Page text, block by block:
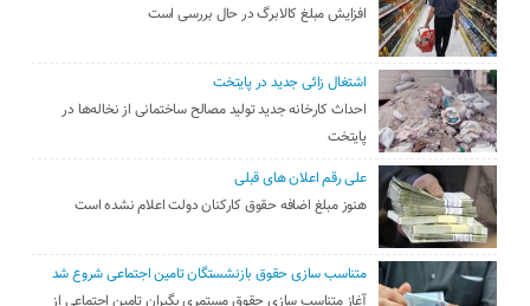
افزایش مبلغ کالابرگ در حال بررسی است
اشتغال زائی جدید در پایتخت
احداث کارخانه جدید تولید مصالح ساختمانی از نخاله‌ها در
پایتخت
علی رقم اعلان های قبلی
هنوز مبلغ اضافه حقوق کارکنان دولت اعلام نشده است
متناسب سازی حقوق بازنشستگان تامین اجتماعی شروع شد